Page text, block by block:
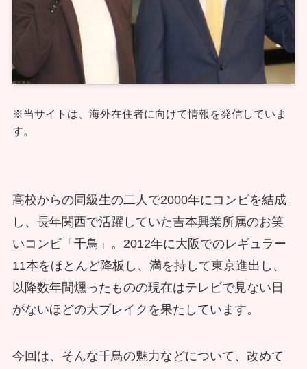
※当サイトは、海外在住者に向けて情報を発信していま
す。
高校からの同級生の二人で2000年にコンビを結成
し、長年関西で活躍していた吉本興業所属のお笑
いコンビ「千鳥」。2012年に大阪でのレギュラー
11本をほとんど降板し、満を持して東京進出し、
以降数年間燻ったものの現在はテレビで見ない日
がないほどの大ブレイクを果たしています。
今回は、そんな千鳥の魅力などについて、改めて